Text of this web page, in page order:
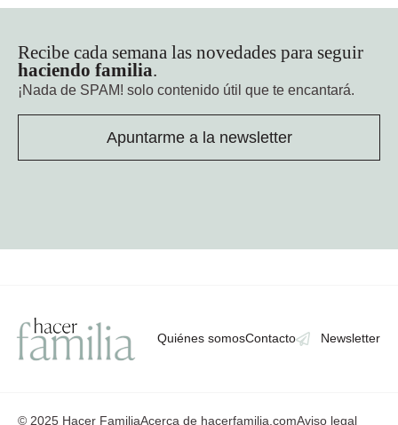
Recibe cada semana las novedades para seguir
haciendo familia.
¡Nada de SPAM! solo contenido útil que te encantará.
Apuntarme a la newsletter
Quiénes somosContacto Newsletter
© 2025 Hacer FamiliaAcerca de hacerfamilia.comAviso legal